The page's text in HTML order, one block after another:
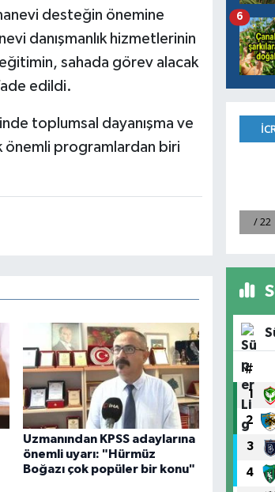
desteğin önemine
danışmanlık hizmetlerinin
sahada görev alacak
edildi.
toplumsal dayanışma ve
önemli programlardan biri
Uzmanından KPSS adaylarına
önemli uyarı: "Hürmüz
Boğazı çok popüler bir konu"
6
#
1
2
3
4